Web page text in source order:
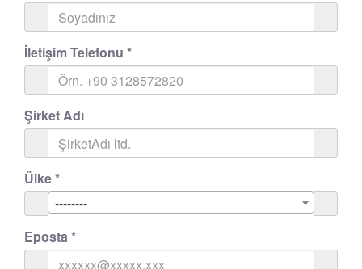
İletişim Telefonu *
Şirket Adı
Ülke*
--------
Eposta*